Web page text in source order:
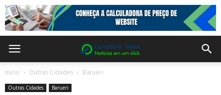
Inicio Outras Cidades Barueri
Outras Cidades Barueri